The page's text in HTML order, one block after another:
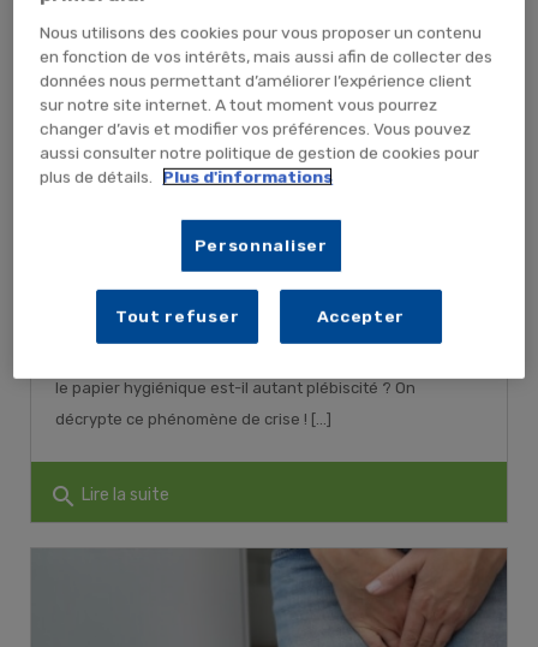
Papier toilette : le PQ au cœur de
Ce n’est pas une blague, on le voit régulièrement, le
le papier hygiénique est-il autant plébiscité ? On
décrypte ce phénomène de crise ! [...]
search Lire la suite
Nous utilisons des cookies pour vous proposer un contenu
en fonction de vos intérêts, mais aussi afin de collecter des
données nous permettant d’améliorer l’expérience client
sur notre site internet. A tout moment vous pourrez
changer d’avis et modifier vos préférences. Vous pouvez
aussi consulter notre politique de gestion de cookies pour
plus de détails.
Plus d'informations
Personnaliser
Tout refuser Accepter